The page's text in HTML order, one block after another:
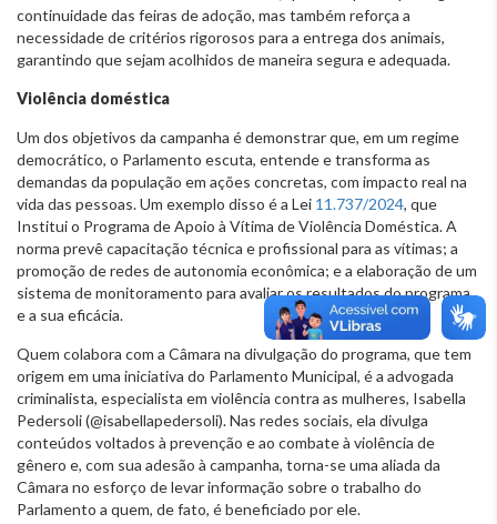
continuidade das feiras de adoção, mas também reforça a
necessidade de critérios rigorosos para a entrega dos animais,
garantindo que sejam acolhidos de maneira segura e adequada.
Violência doméstica
Um dos objetivos da campanha é demonstrar que, em um regime
democrático, o Parlamento escuta, entende e transforma as
demandas da população em ações concretas, com impacto real na
vida das pessoas. Um exemplo disso é a Lei 11.737/2024, que
Institui o Programa de Apoio à Vítima de Violência Doméstica. A
norma prevê capacitação técnica e profissional para as vítimas; a
promoção de redes de autonomia econômica; e a elaboração de um
sistema de monitoramento para avaliar os resultados do programa
e a sua eficácia.
Quem colabora com a Câmara na divulgação do programa, que tem
origem em uma iniciativa do Parlamento Municipal, é a advogada
criminalista, especialista em violência contra as mulheres, Isabella
Pedersoli (@isabellapedersoli). Nas redes sociais, ela divulga
conteúdos voltados à prevenção e ao combate à violência de
gênero e, com sua adesão à campanha, torna-se uma aliada da
Câmara no esforço de levar informação sobre o trabalho do
Parlamento a quem, de fato, é beneficiado por ele.